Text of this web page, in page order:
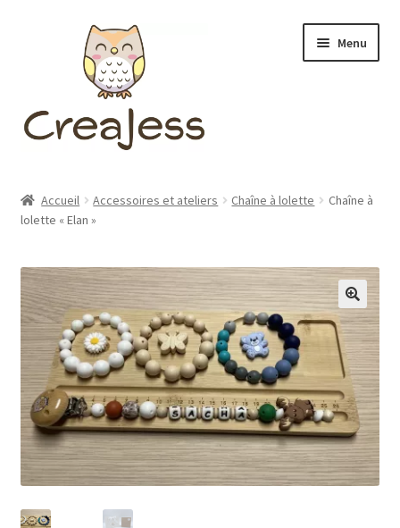
Menu
le
A PROPOS
menu
enfant
FAQ
BLOG
CONTACT
Accueil Accessoires et ateliers Chaîne à lolette
Chaîne à
lolette « Elan »